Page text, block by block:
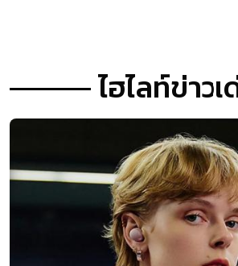
ไฮไลท์ข่าวเ